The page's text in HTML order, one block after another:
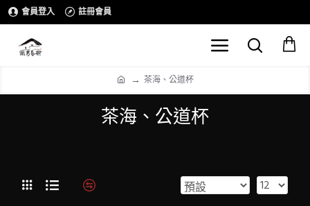
會員登入 註冊會員
茶海、公道杯
茶海、公道杯